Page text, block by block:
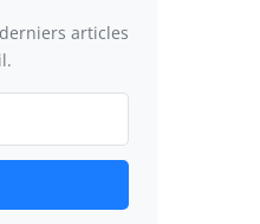
articles